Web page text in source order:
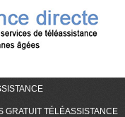
GRATUIT TÉLÉASSISTANCE